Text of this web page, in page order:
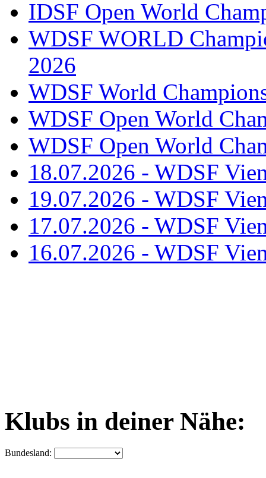
IDSF Open World
WDSF WORLD
2026
WDSF World
WDSF Open World
WDSF Open World
18.07.2026 - WDSF
19.07.2026 - WDSF
17.07.2026 - WDSF
16.07.2026 - WDSF
Klubs in deiner Nähe:
Bundesland: